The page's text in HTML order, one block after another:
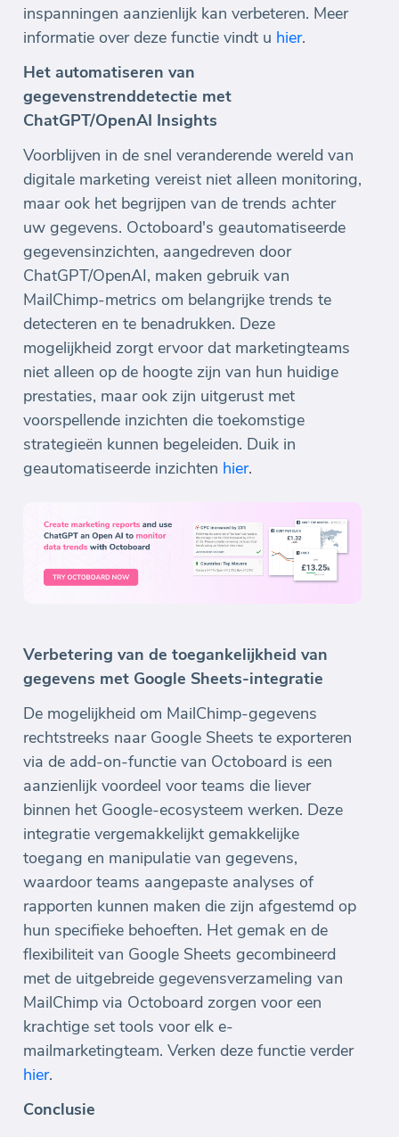
inspanningen aanzienlijk kan verbeteren. Meer
informatie over deze functie vindt u hier.
Het automatiseren van
gegevenstrenddetectie met
ChatGPT/OpenAI Insights
Voorblijven in de snel veranderende wereld van
digitale marketing vereist niet alleen monitoring,
maar ook het begrijpen van de trends achter
uw gegevens. Octoboard's geautomatiseerde
gegevensinzichten, aangedreven door
ChatGPT/OpenAI, maken gebruik van
MailChimp-metrics om belangrijke trends te
detecteren en te benadrukken. Deze
mogelijkheid zorgt ervoor dat marketingteams
niet alleen op de hoogte zijn van hun huidige
prestaties, maar ook zijn uitgerust met
voorspellende inzichten die toekomstige
strategieën kunnen begeleiden. Duik in
geautomatiseerde inzichten hier.
Verbetering van de toegankelijkheid van
gegevens met Google Sheets-integratie
De mogelijkheid om MailChimp-gegevens
rechtstreeks naar Google Sheets te exporteren
via de add-on-functie van Octoboard is een
aanzienlijk voordeel voor teams die liever
binnen het Google-ecosysteem werken. Deze
integratie vergemakkelijkt gemakkelijke
toegang en manipulatie van gegevens,
waardoor teams aangepaste analyses of
rapporten kunnen maken die zijn afgestemd op
hun specifieke behoeften. Het gemak en de
flexibiliteit van Google Sheets gecombineerd
met de uitgebreide gegevensverzameling van
MailChimp via Octoboard zorgen voor een
krachtige set tools voor elk e-
mailmarketingteam. Verken deze functie verder
hier.
Conclusie